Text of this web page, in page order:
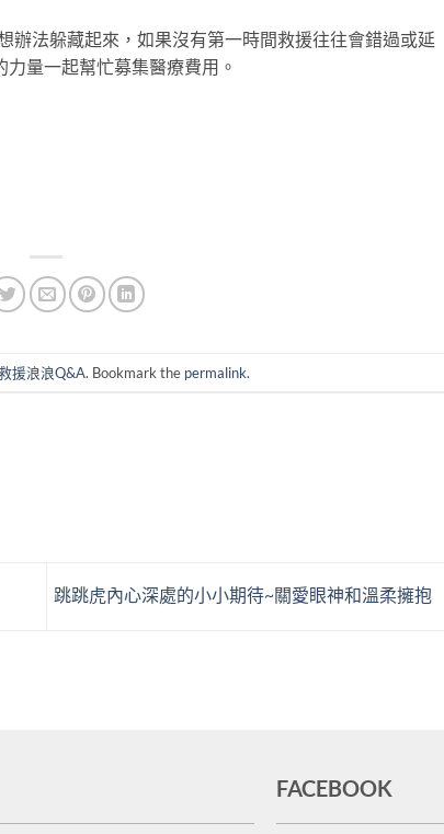
辦法躲藏起來，如果沒有第一時間救援往往會錯過或延
量一起幫忙募集醫療費用。
援浪浪Q&A. Bookmark the permalink.
跳跳虎內心深處的小小期待~關愛眼神和溫柔擁抱
FACEBOOK